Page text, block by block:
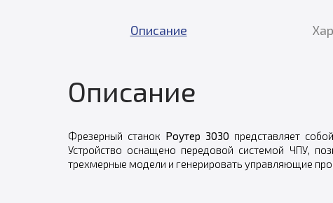
Описание
Описание
Фрезерный станок Роутер 3030 представляет
Устройство оснащено передовой системой ЧПУ,
трехмерные модели и генерировать управляющие